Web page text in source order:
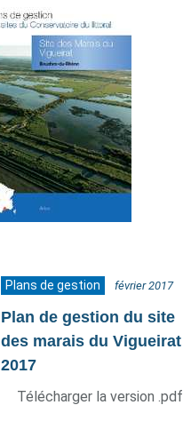
Plans de gestion février 2017
Plan de gestion du site
des marais du Vigueirat
2017
Télécharger la version .pdf